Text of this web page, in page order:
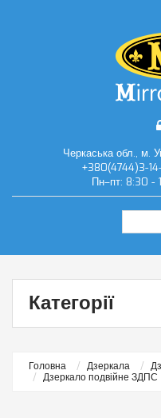
Черкаська обл., м.
+380(4744)3-
Пн–пт: 8:30 -
Категорії
Головна Дзеркала
Дзеркало подвійне